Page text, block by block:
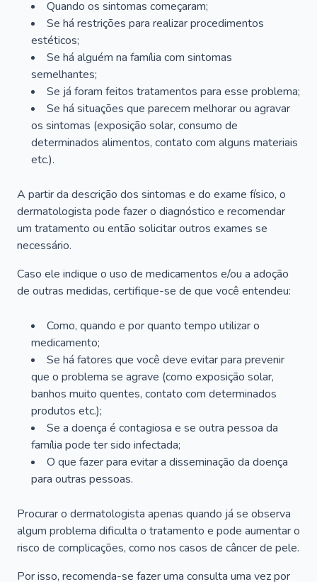
Quando os sintomas começaram;
Se há restrições para realizar procedimentos
estéticos;
Se há alguém na família com sintomas
semelhantes;
Se já foram feitos tratamentos para esse problema;
Se há situações que parecem melhorar ou agravar
os sintomas (exposição solar, consumo de
determinados alimentos, contato com alguns materiais
etc.).
A partir da descrição dos sintomas e do exame físico, o
dermatologista pode fazer o diagnóstico e recomendar
um tratamento ou então solicitar outros exames se
necessário.
Caso ele indique o uso de medicamentos e/ou a adoção
de outras medidas, certifique-se de que você entendeu:
Como, quando e por quanto tempo utilizar o
medicamento;
Se há fatores que você deve evitar para prevenir
que o problema se agrave (como exposição solar,
banhos muito quentes, contato com determinados
produtos etc.);
Se a doença é contagiosa e se outra pessoa da
família pode ter sido infectada;
O que fazer para evitar a disseminação da doença
para outras pessoas.
Procurar o dermatologista apenas quando já se observa
algum problema dificulta o tratamento e pode aumentar o
risco de complicações, como nos casos de câncer de pele.
Por isso, recomenda-se fazer uma consulta uma vez por